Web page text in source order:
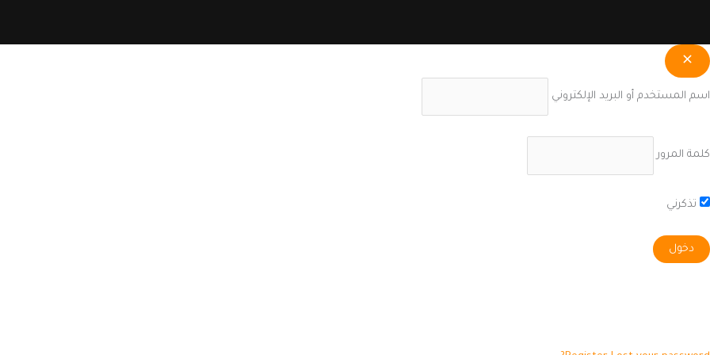
اسم المستخدم أو البريد الإلكتروني
كلمة المرور
تذكرني